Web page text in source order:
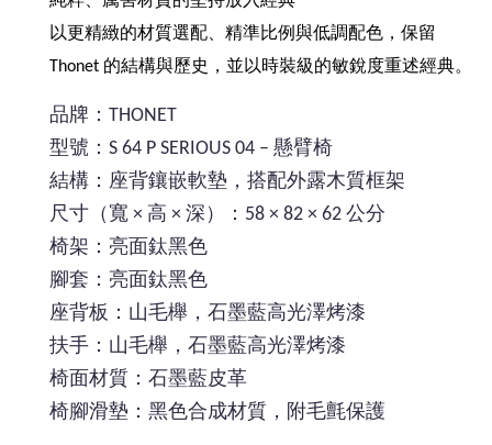
以更精緻的材質選配、精準比例與低調配色，保留
Thonet 的結構與歷史，並以時裝級的敏銳度重述經典。
品牌：THONET
型號：S 64 P SERIOUS 04 – 懸臂椅
結構：座背鑲嵌軟墊，搭配外露木質框架
尺寸（寬 × 高 × 深）：58 × 82 × 62 公分
椅架：亮面鈦黑色
腳套：亮面鈦黑色
座背板：山毛櫸，石墨藍高光澤烤漆
扶手：山毛櫸，石墨藍高光澤烤漆
椅面材質：石墨藍皮革
椅腳滑墊：黑色合成材質，附毛氈保護